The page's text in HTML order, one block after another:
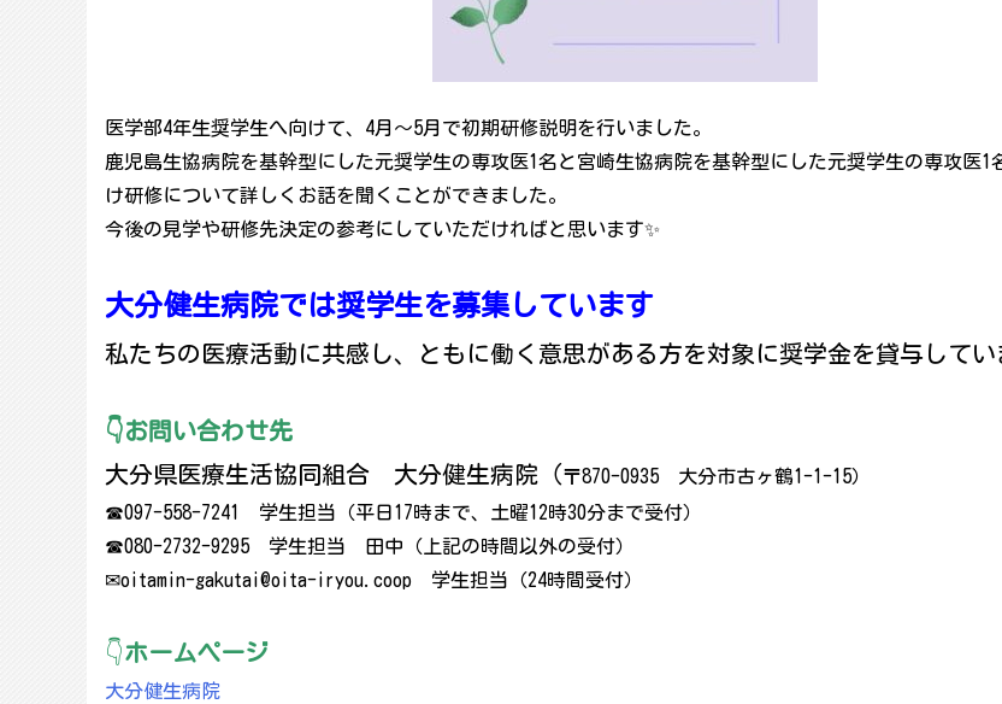
医学部4年生奨学生へ向けて、4月～5月で初期研修説明を行いました。
鹿児島生協病院を基幹型にした元奨学生の専攻医1名と宮崎生協病院を基幹型にした元奨学生の専攻医1
け研修について詳しくお話を聞くことができました。
今後の見学や研修先決定の参考にしていただければと思います✨
大分健生病院では奨学生を募集しています
私たちの医療活動に共感し、ともに働く意思がある方を対象に奨学金を貸与してい
👇お問い合わせ先
大分県医療生活協同組合 大分健生病院（〒870-0935 大分市古ヶ鶴1-1-15）
☎097-558-7241 学生担当（平日17時まで、土曜12時30分まで受付）
☎080-2732-9295 学生担当 田中（上記の時間以外の受付）
✉oitamin-gakutai@oita-iryou.coop 学生担当（24時間受付）
👇ホームページ
大分健生病院